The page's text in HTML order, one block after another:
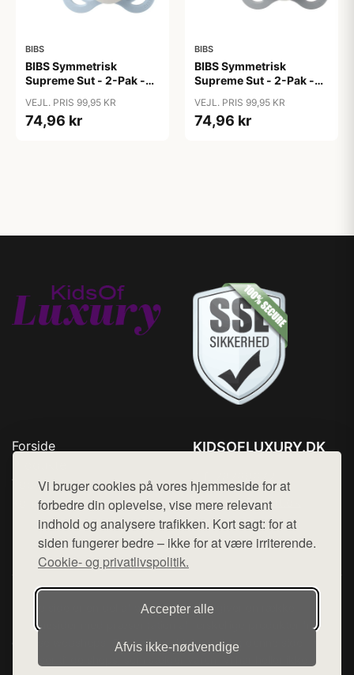
Vi bruger cookies på vores hjemmeside for at
forbedre din oplevelse, vise mere relevant
indhold og analysere trafikken. Kort sagt: for at
siden fungerer bedre – ikke for at være irriterende.
Cookie- og privatlivspolitik.
Accepter alle
Afvis ikke‑nødvendige
BIBS
BIBS Symmetrisk
Supreme Sut - 2-Pak -
- Iron/Baby Blue
VEJL. PRIS 99,95 KR
74,96 kr
BIBS
BIBS Symmetrisk
Supreme Sut - 2-Pak -
- Sage/Cloud
VEJL. PRIS 99,95 KR
74,96 kr
Forside
Top Rabatter
Kontakt
KIDSOFLUXURY.DK
Mail: hej@want.dk
Cookie- og privatlivspolitik
Denne side er en del af want.dk, der udgiver en række
hjemmesider med præsentation af forskellige produkter fra
diverse webshops. Der sælges ikke varer fra denne side - vi
henviser til de shops, som sælger varen. Vi har heller ikke